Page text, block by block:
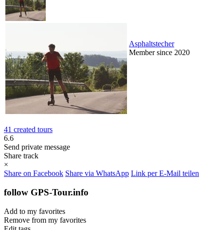
Asphaltstecher
Member since 2020
41 created tours
6.6
Send private message
Share track
×
Share on Facebook Share via WhatsApp Link per E-Mail teilen
follow GPS-Tour.info
Add to my favorites
Remove from my favorites